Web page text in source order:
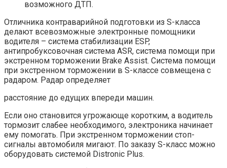
возможного ДТП.
Отличника контраварийной подготовки из S-класса
делают всевозможные электронные помощники
водителя – система стабилизации ESP,
антипробуксовочная система ASR, система помощи при
экстренном торможении Brake Assist. Система помощи
при экстренном торможении в S-классе совмещена с
радаром. Радар определяет
расстояние до едущих впереди машин.
Если оно становится угрожающе коротким, а водитель
тормозит слабее необходимого, электроника начинает
ему помогать. При экстренном торможении стоп-
сигналы автомобиля мигают. По заказу S-класс можно
оборудовать системой Distronic Plus.